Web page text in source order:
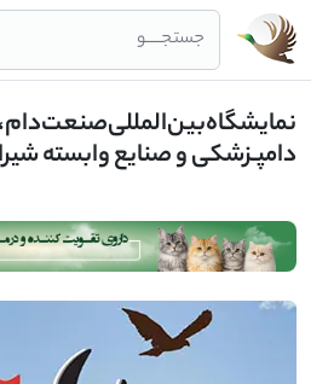
جستجــــو
نمایشگاه‌بین‌المللی‌صنعت‌دام،‌
دامپـزشکی‌ و صنایع وابسته شیراز